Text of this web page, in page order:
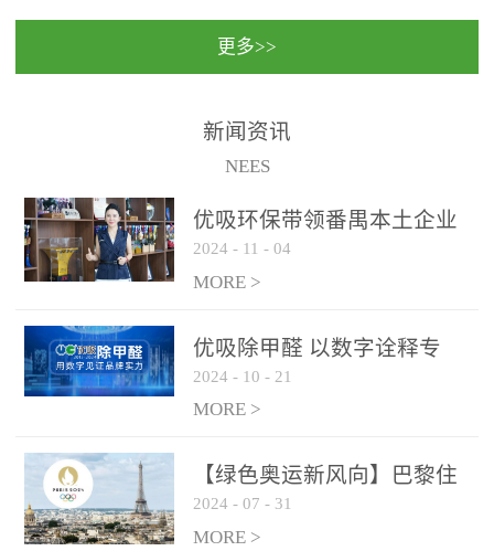
民法院室内除甲醛空气治
保施工日期：2020年1月珠
国家通过设在对外开放口
（及各出入境边防检查
更多>>
新闻资讯
NEES
优吸环保带领番禺本​土企业
勇敢破局向“新”
2024 - 11 - 04
MORE >
优吸除甲醛 以数字诠释专
业，尽显除醛品牌实力！
2024 - 10 - 21
MORE >
【绿色奥运新风向】巴黎住
宿风波：优吸环保共建健康
绿色家居
2024 - 07 - 31
MORE >